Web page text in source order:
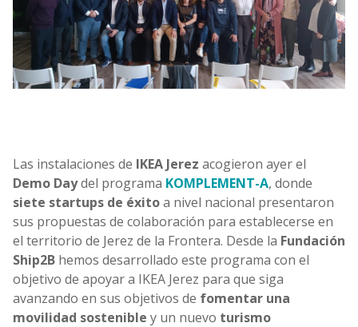
Las instalaciones de IKEA Jerez acogieron ayer el
Demo Daydel programa KOMPLEMENT-A, donde
siete startups de éxitoa nivel nacional presentaron
sus propuestas de colaboración para establecerse en
el territorio de Jerez de la Frontera. Desde la Fundación
Ship2B hemos desarrollado este programa con el
objetivo de apoyar a IKEA Jerez para que siga
avanzando en sus objetivos de fomentar una
movilidad sostenible y un nuevo turismo